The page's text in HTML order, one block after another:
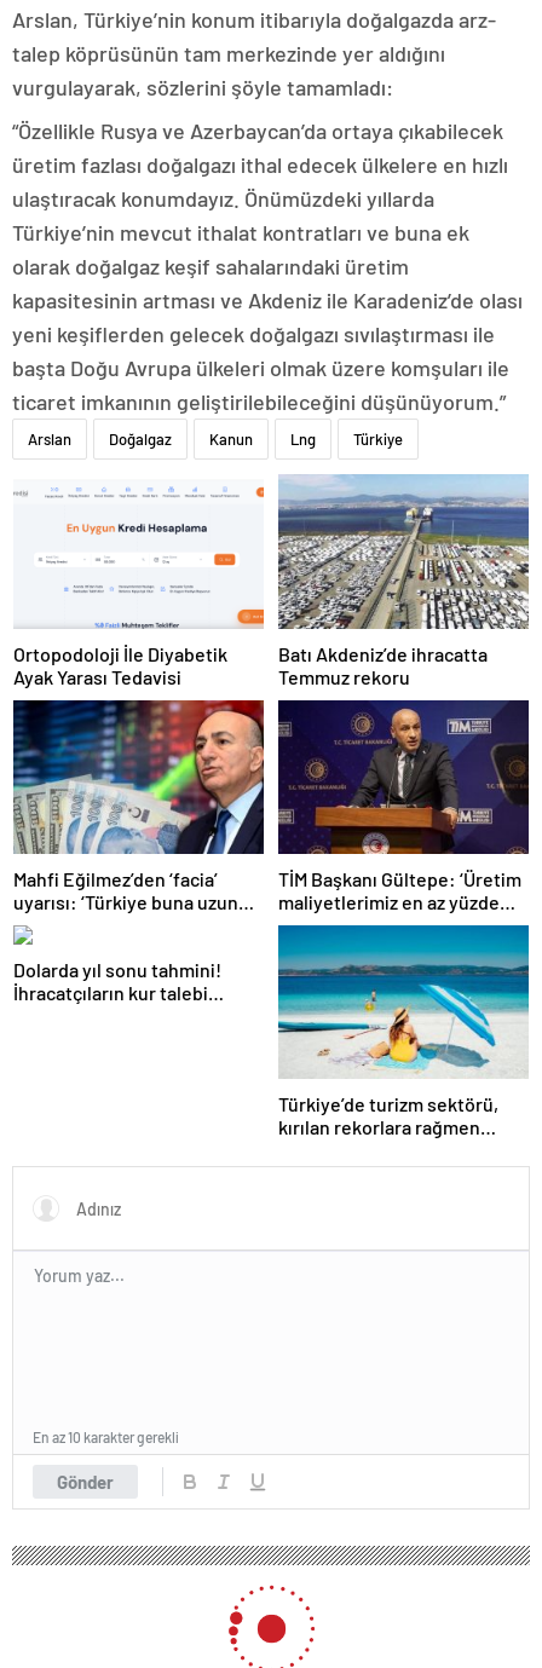
Arslan, Türkiye’nin konum itibarıyla doğalgazda arz-
talep köprüsünün tam merkezinde yer aldığını
vurgulayarak, sözlerini şöyle tamamladı:
“Özellikle Rusya ve Azerbaycan’da ortaya çıkabilecek
üretim fazlası doğalgazı ithal edecek ülkelere en hızlı
ulaştıracak konumdayız. Önümüzdeki yıllarda
Türkiye’nin mevcut ithalat kontratları ve buna ek
olarak doğalgaz keşif sahalarındaki üretim
kapasitesinin artması ve Akdeniz ile Karadeniz’de olası
yeni keşiflerden gelecek doğalgazı sıvılaştırması ile
başta Doğu Avrupa ülkeleri olmak üzere komşuları ile
ticaret imkanının geliştirilebileceğini düşünüyorum.”
Arslan Doğalgaz Kanun Lng Türkiye
Ortopodoloji İle Diyabetik
Ayak Yarası Tedavisi
Batı Akdeniz’de ihracatta
Temmuz rekoru
Mahfi Eğilmez’den ‘facia’
uyarısı: ‘Türkiye buna uzun
süre katlanamaz…’
TİM Başkanı Gültepe: ‘Üretim
maliyetlerimiz en az yüzde
100 arttı’
Dolarda yıl sonu tahmini!
İhracatçıların kur talebi
Türkiye’de turizm sektörü,
kırılan rekorlara rağmen
Gönder
En az 10 karakter gerekli